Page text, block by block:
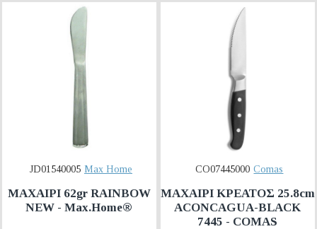
JD01540005 Max Home
ΜΑΧΑΙΡΙ 62gr RAINBOW
NEW - Max.Home®
CO07445000 Comas
ΜΑΧΑΙΡΙ ΚΡΕΑΤΟΣ 25.8cm
ACONCAGUA-BLACK
7445 - COMAS